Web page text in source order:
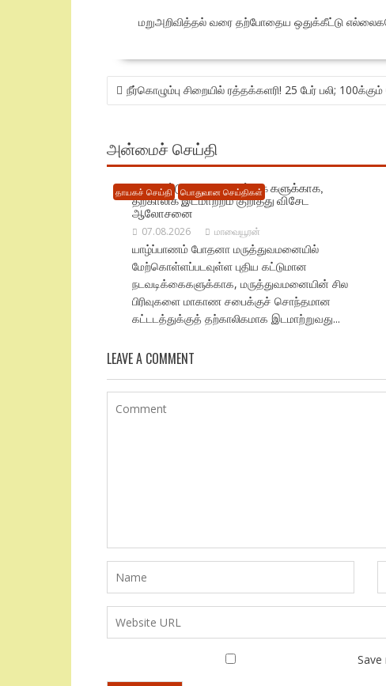
மறுஅறிவித்தல் வரை தற்போதைய ஒதுக்கீட்டு
POST
NAVIGATION
நீர்கொழும்பு சிறையில் ரத்தக்களரி! 25 பேர் பலி;
அன்மைச் செய்தி
தாயகச் செய்தி பொதுவான செய்திகள்
புதிய கட்டுமான நடவடிக்கை களுக்காக,
தற்காலிக இடமாற்றம் குறித்து விசேட
ஆலோசனை
07.08.2026 மாவையூரன்
யாழ்ப்பாணம் போதனா மருத்துவமனையில்
மேற்கொள்ளப்படவுள்ள புதிய கட்டுமான
நடவடிக்கைகளுக்காக, மருத்துவமனையின் சில
பிரிவுகளை மாகாண சபைக்குச் சொந்தமான
கட்டடத்துக்குத் தற்காலிகமாக இடமாற்றுவது...
LEAVE A COMMENT